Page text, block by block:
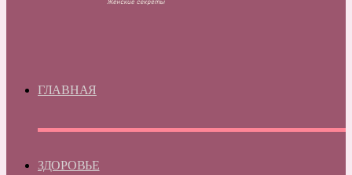
ГЛАВНАЯ
ЗДОРОВЬЕ